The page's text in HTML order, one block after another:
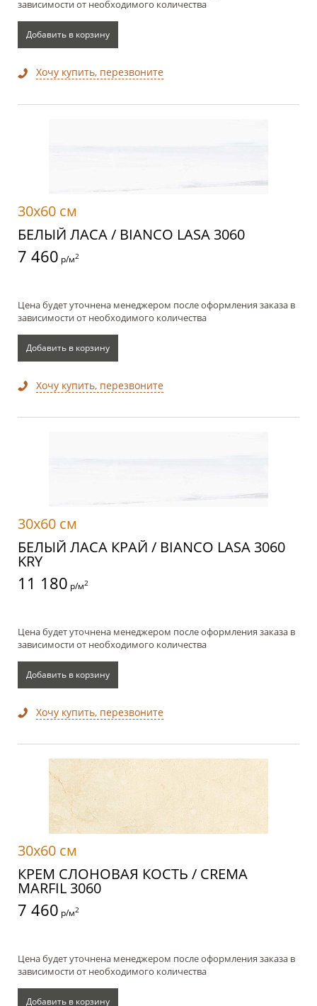
зависимости от необходимого количества
Добавить в корзину
Хочу купить, перезвоните
30x60 см
БЕЛЫЙ ЛАСА / BIANCO LASA 3060
7 460 р/м2
Цена будет уточнена менеджером после оформления заказа в
зависимости от необходимого количества
Добавить в корзину
Хочу купить, перезвоните
30x60 см
БЕЛЫЙ ЛАСА КРАЙ / BIANCO LASA 3060
KRY
11 180 р/м2
Цена будет уточнена менеджером после оформления заказа в
зависимости от необходимого количества
Добавить в корзину
Хочу купить, перезвоните
30x60 см
КРЕМ СЛОНОВАЯ КОСТЬ / CREMA
MARFIL 3060
7 460 р/м2
Цена будет уточнена менеджером после оформления заказа в
зависимости от необходимого количества
Добавить в корзину